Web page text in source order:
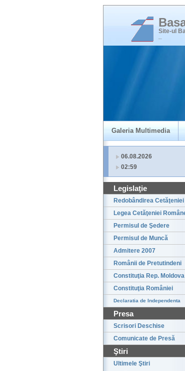
Site-ul
Galeria Multimedia
06.08.2026
02:59
Legislaţie
Redobândirea Cetăţeniei
Legea Cetăţeniei
Permisul de Şedere
Permisul de Muncă
Admitere 2007
Românii de Pretutindeni
Constituţia Rep. Moldova
Constituţia României
Declaratia de Independenta
Presa
Scrisori Deschise
Comunicate de Presă
Ştiri
Ultimele Ştiri